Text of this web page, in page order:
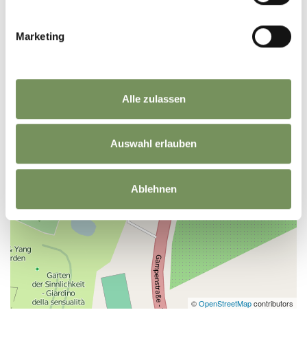
Marketing
Alle zulassen
Auswahl erlauben
Ablehnen
©OpenStreetMapcontributors